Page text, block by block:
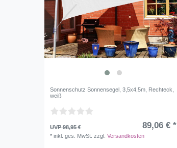
Sonnenschutz Sonnensegel, 3,5x4,5m, Rechteck,
weiß
UVP 98,95 € 89,06 € *
*inkl. ges. MwSt. zzgl.Versandkosten